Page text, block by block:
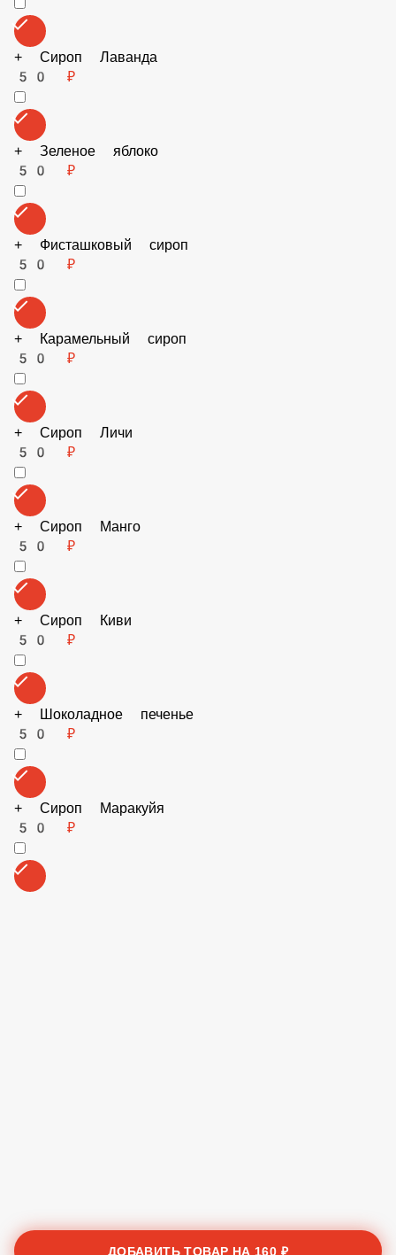
+ Сироп Гренадин
50 ₽
+ Сироп Имбирный пряник
50 ₽
+ Клубничный сироп
50 ₽
+ Сироп Лаванда
50 ₽
+ Фисташковый сироп
50 ₽
+ Карамельный сироп
50 ₽
+ Сироп Личи
50 ₽
ДОБАВИТЬ ТОВАР НА 160 ₽